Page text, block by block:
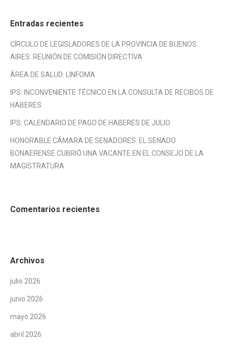
Entradas recientes
CÍRCULO DE LEGISLADORES DE LA PROVINCIA DE BUENOS
AIRES: REUNIÓN DE COMISIÓN DIRECTIVA
ÁREA DE SALUD: LINFOMA
IPS: INCONVENIENTE TÉCNICO EN LA CONSULTA DE RECIBOS DE
HABERES
IPS: CALENDARIO DE PAGO DE HABERES DE JULIO
HONORABLE CÁMARA DE SENADORES: EL SENADO
BONAERENSE CUBRIÓ UNA VACANTE EN EL CONSEJO DE LA
MAGISTRATURA
Comentarios recientes
Archivos
julio 2026
junio 2026
mayo 2026
abril 2026